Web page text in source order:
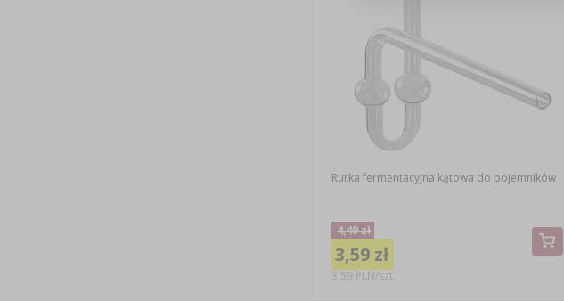
Rurka fermentacyjna kątowa do pojemników
4,49 zł
3,59 zł
3,59 PLN/szt.